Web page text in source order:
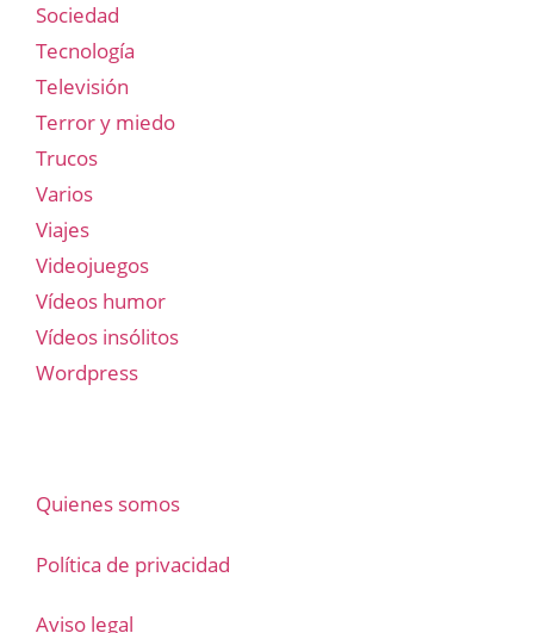
Sociedad
Tecnología
Televisión
Terror y miedo
Trucos
Varios
Viajes
Videojuegos
Vídeos humor
Vídeos insólitos
Wordpress
Quienes somos
Política de privacidad
Aviso legal